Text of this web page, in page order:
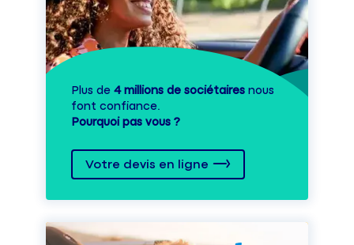
Plus de 4 millions de sociétaires nous
font confiance.
Pourquoi pas vous ?
Votre devis en ligne